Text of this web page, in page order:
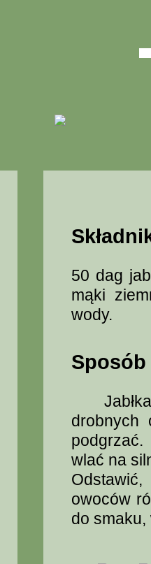
50 dag
mąki
wody.
Jabłka
drobnych
wlać na
owoców
do